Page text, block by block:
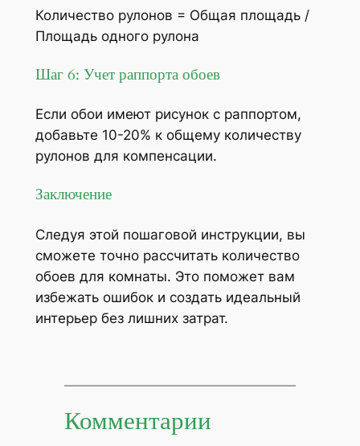
Количество рулонов = Общая площадь /
Площадь одного рулона
Шаг 6: Учет раппорта обоев
Если обои имеют рисунок с раппортом,
добавьте 10-20% к общему количеству
рулонов для компенсации.
Заключение
Следуя этой пошаговой инструкции, вы
сможете точно рассчитать количество
обоев для комнаты. Это поможет вам
избежать ошибок и создать идеальный
интерьер без лишних затрат.
Комментарии